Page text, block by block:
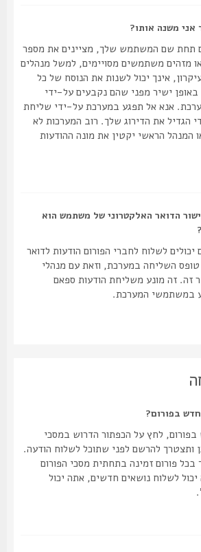
משנה אותו?
שם המשתמש שלך, מציינים את מספר
משתמשים מסויימים, למשל מנהלים
אינך יכול לשנות את הנוסח של כל
ישיר מפני שהם נקבעים על-ידי
אנא אל תפגע במערכת על-ידי שליחת
את הדירוג שלך. רוב המערכות לא
הראשי יקטין את מונה ההודעות
הדואר האלקטרוני של משתמש הוא
לשלוח לחברי הפורום הודעות לדואר
השליחה במערכת, וזאת עם מנהלי
זה מונע משליחת הודעות ספאם
המערכת.
לחץ על הכפתור הדרוש במסכי
להרשם לפני שתוכל לשלוח הודעה.
זמינה בתחתית מסכי הפורום
לשלוח נושאים חדשים, אתה יכול